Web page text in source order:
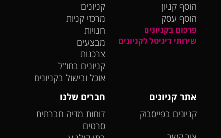
הוסף קניון
הוסף עסק
פרסום בקניונים
שירותי דיגיטל לקניונים
קניונים
מרכזי קניות
חנויות
מבצעים
צרכנות
קניונים בחו"ל
אוכל ובישול בקניונים
אתר קניונים
קניונים בפייסבוק
חברים שלנו
דוחות מדיה חברתית
סרטים